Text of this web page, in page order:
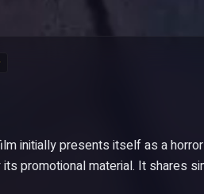
initially presents itself as a
promotional material. It shares